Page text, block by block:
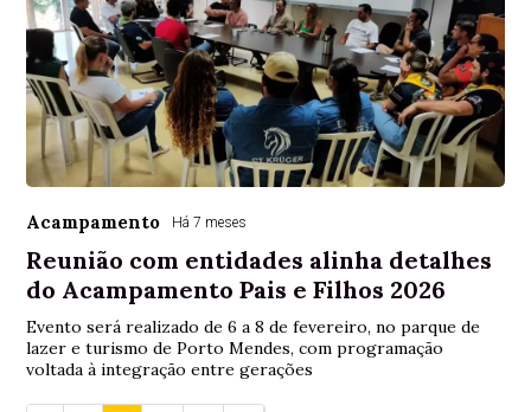
Acampamento Há 7 meses
Reunião com entidades alinha detalhes
do Acampamento Pais e Filhos 2026
Evento será realizado de 6 a 8 de fevereiro, no parque de
lazer e turismo de Porto Mendes, com programação
voltada à integração entre gerações